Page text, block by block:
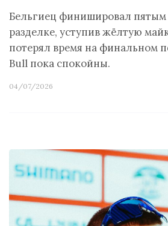
Бельгиец финишировал
разделке, уступив жёлтую
потерял время на финальном
Bull пока спокойны.
04/07/2026